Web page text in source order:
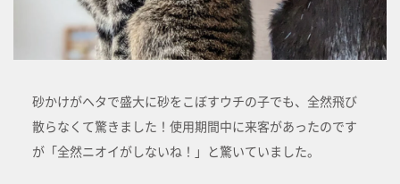
砂かけがヘタで盛大に砂をこぼすウチの子でも、全然飛び
散らなくて驚きました！使用期間中に来客があったのです
が「全然ニオイがしないね！」と驚いていました。